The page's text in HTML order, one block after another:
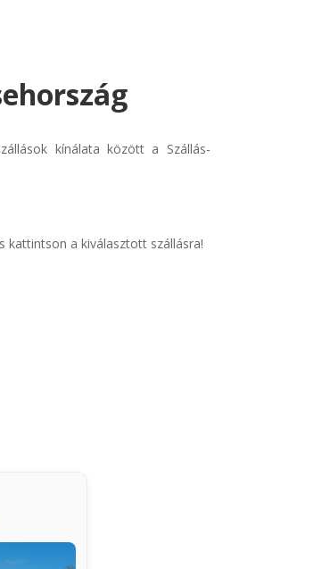
kínálata között a Szállás-
kattintson a kiválasztott szállásra!